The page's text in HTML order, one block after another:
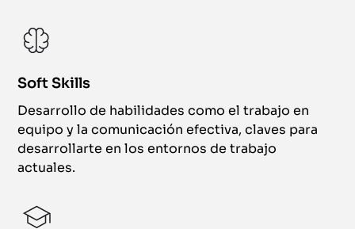
Soft Skills
Desarrollo de habilidades como el trabajo en
equipo y la comunicación efectiva, claves para
desarrollarte en los entornos de trabajo
actuales.